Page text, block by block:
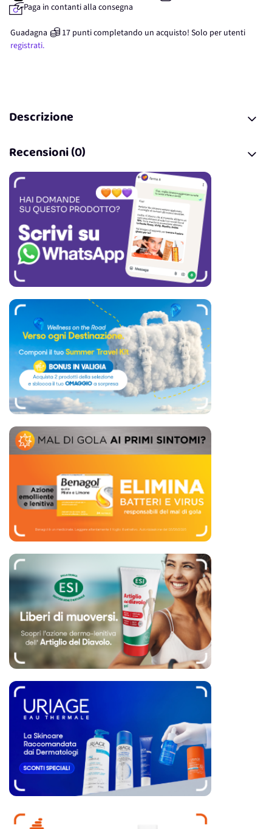
Paga in contanti alla consegna
Guadagna 17 punticompletando un acquisto! Solo per utenti
registrati.
Descrizione
Recensioni (0)